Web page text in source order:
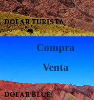
DOLAR TURISTA
Compra
Venta
DOLAR BLUE